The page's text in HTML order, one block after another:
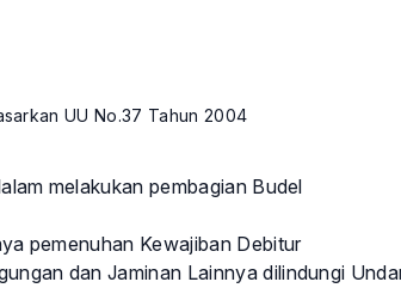
UU No.37 Tahun 2004
melakukan pembagian Budel
pemenuhan Kewajiban Debitur
dan Jaminan Lainnya dilindungi